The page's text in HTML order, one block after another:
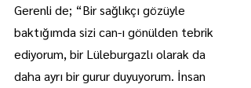
Gerenli de; “Bir sağlıkçı gözüyle
baktığımda sizi can-ı gönülden tebrik
ediyorum, bir Lüleburgazlı olarak da
daha ayrı bir gurur duyuyorum. İnsan